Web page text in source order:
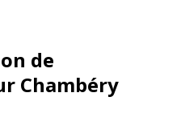
de
Chambéry